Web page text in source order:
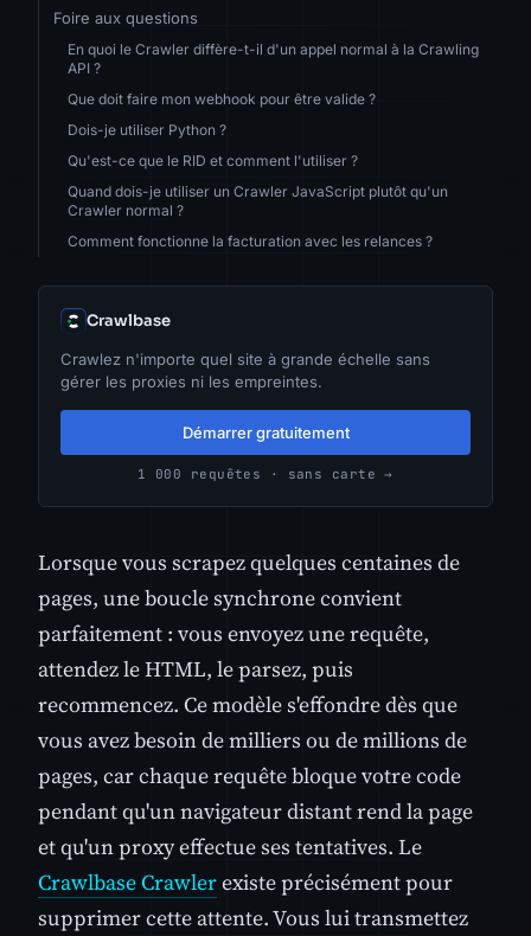
Foire aux questions
En quoi le Crawler diffère-t-il d'un appel normal à la Crawling
API ?
Que doit faire mon webhook pour être valide ?
Dois-je utiliser Python ?
Qu'est-ce que le RID et comment l'utiliser ?
Quand dois-je utiliser un Crawler JavaScript plutôt qu'un
Crawler normal ?
Comment fonctionne la facturation avec les relances ?
Crawlbase
Crawlez n'importe quel site à grande échelle sans
gérer les proxies ni les empreintes.
Démarrer gratuitement
1 000 requêtes · sans carte →
Lorsque vous scrapez quelques centaines de
pages, une boucle synchrone convient
parfaitement : vous envoyez une requête,
attendez le HTML, le parsez, puis
recommencez. Ce modèle s'effondre dès que
vous avez besoin de milliers ou de millions de
pages, car chaque requête bloque votre code
pendant qu'un navigateur distant rend la page
et qu'un proxy effectue ses tentatives. Le
Crawlbase Crawlerexiste précisément pour
supprimer cette attente. Vous lui transmettez